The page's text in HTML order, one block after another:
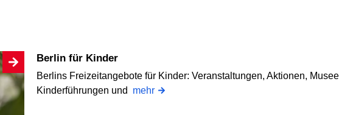
Berlin für Kinder
Berlins Freizeitangebote für Kinder: Veranstaltungen, Aktionen,
Kinderführungen und mehr